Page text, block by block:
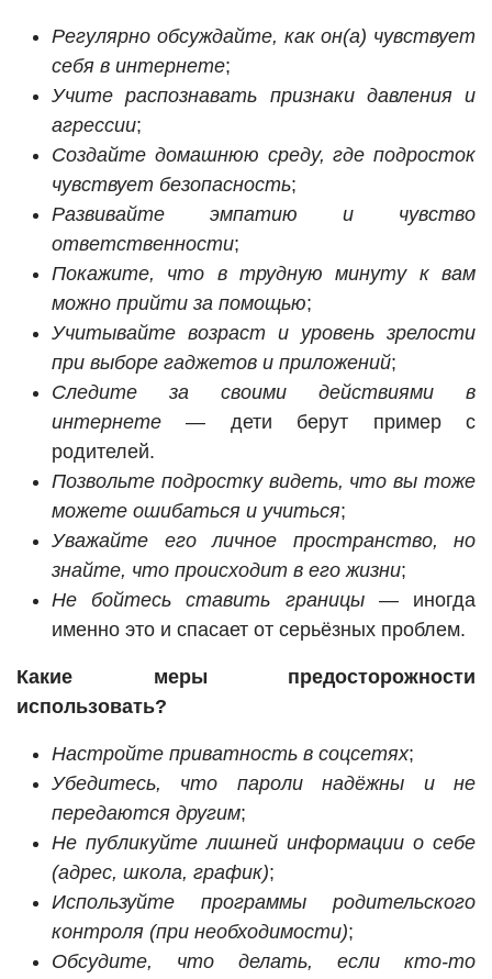
Регулярно обсуждайте, как он(а) чувствует
себя в интернете;
Учите распознавать признаки давления и
агрессии;
Создайте домашнюю среду, где подросток
чувствует безопасность;
Развивайте эмпатию и чувство
ответственности;
Покажите, что в трудную минуту к вам
можно прийти за помощью;
Учитывайте возраст и уровень зрелости
при выборе гаджетов и приложений;
Следите за своими действиями в
интернете — дети берут пример с
родителей.
Позвольте подростку видеть, что вы тоже
можете ошибаться и учиться;
Уважайте его личное пространство, но
знайте, что происходит в его жизни;
Не бойтесь ставить границы— иногда
именно это и спасает от серьёзных проблем.
Какие меры предосторожности
использовать?
Настройте приватность в соцсетях;
Убедитесь, что пароли надёжны и не
передаются другим;
Не публикуйте лишней информации о себе
(адрес, школа, график);
Используйте программы родительского
контроля (при необходимости);
Обсудите, что делать, если кто-то